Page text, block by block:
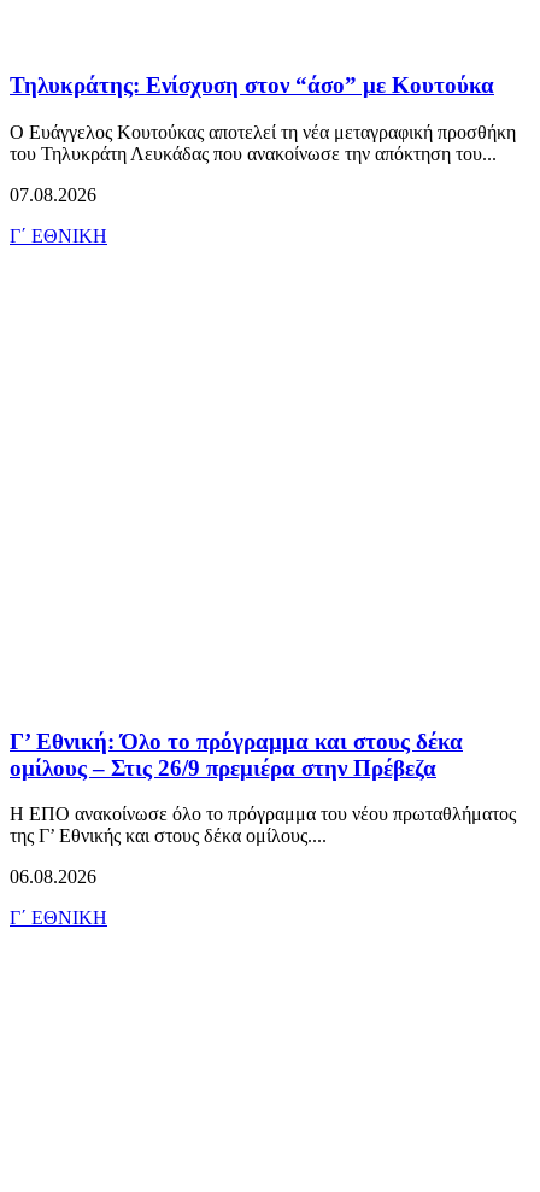
Τηλυκράτης: Ενίσχυση στον “άσο” με Κουτούκα
Ο Ευάγγελος Κουτούκας αποτελεί τη νέα μεταγραφική προσθήκη
του Τηλυκράτη Λευκάδας που ανακοίνωσε την απόκτηση του...
07.08.2026
Γ΄ ΕΘΝΙΚΗ
Γ’ Εθνική: Όλο το πρόγραμμα και στους δέκα
ομίλους – Στις 26/9 πρεμιέρα στην Πρέβεζα
Η ΕΠΟ ανακοίνωσε όλο το πρόγραμμα του νέου πρωταθλήματος
της Γ’ Εθνικής και στους δέκα ομίλους....
06.08.2026
Γ΄ ΕΘΝΙΚΗ